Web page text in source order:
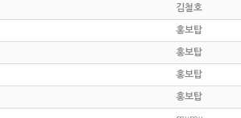
김철호
홍보탑
홍보탑
홍보탑
홍보탑